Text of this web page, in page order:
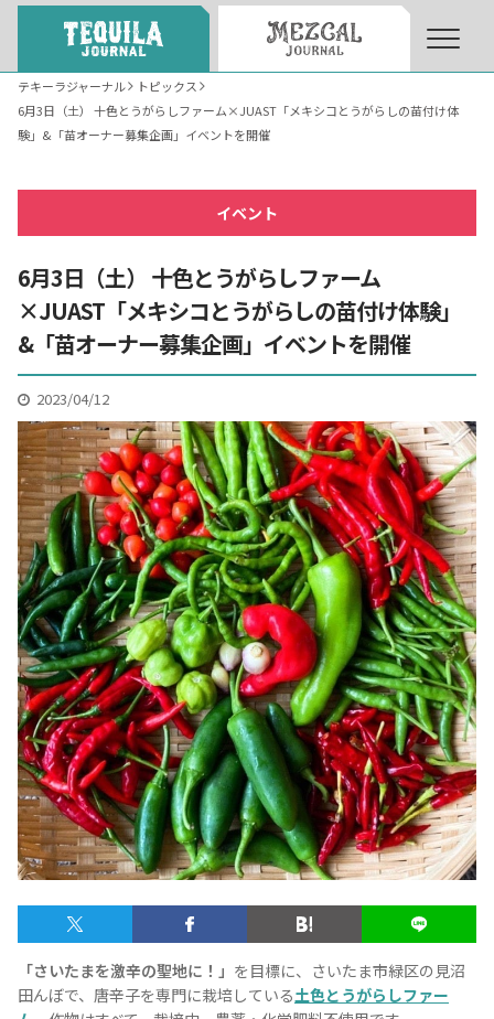
About About Tequila Journal
テキーラとは
テキーラのつくり方 How to Make Tequila
テキーラの飲み方 How to Drink Tequila
テキーラマップ Tequila Map
メキシコ料理 Cuisines of Mexico
メキシコ旅行 Travel of Mexico
メキシコの記念日 Events of Mexico
トピックス一覧 イベント一覧
お問合せ
Contact
バー＆レストラン
Bar & Restaurant
テキーラジャーナル
トピックス
6月3日（土） 十色とうがらしファーム×JUAST「メキシコとうがらしの苗付け体
験」&「苗オーナー募集企画」イベントを開催
イベント
6月3日（土） 十色とうがらしファーム
×JUAST「メキシコとうがらしの苗付け体験」
&「苗オーナー募集企画」イベントを開催
2023/04/12
「さいたまを激辛の聖地に！」 を目標に、さいたま市緑区の見沼
田んぼで、唐辛子を専門に栽培している土色とうがらしファー